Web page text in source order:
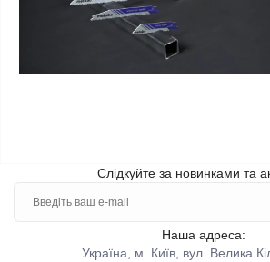
Слідкуйте за новинками та
Наша адреса:
Україна, м. Київ, вул. Велика